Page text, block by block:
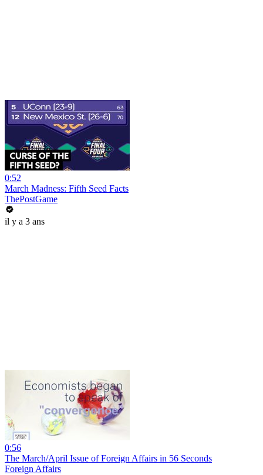
0:52
March Madness: Fifth Seed Facts
ThePostGame
il y a 3 ans
0:56
The March/April Issue of Foreign Affairs in 56 Seconds
Foreign Affairs